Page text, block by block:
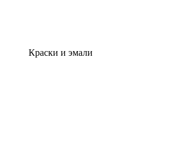
Краски и эмали